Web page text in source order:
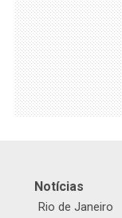
Notícias
Rio de Janeiro